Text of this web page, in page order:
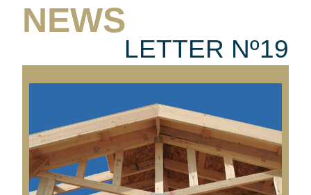
NEWS
LETTER Nº19